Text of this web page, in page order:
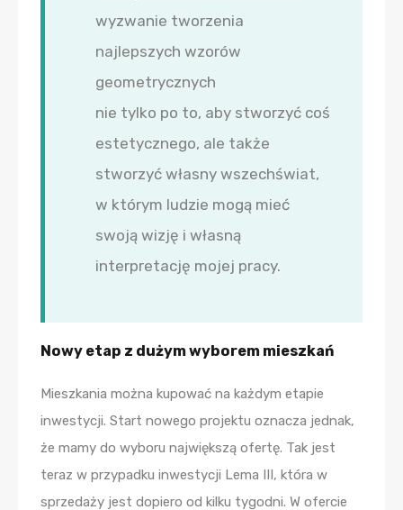
wyzwanie tworzenia
najlepszych wzorów
geometrycznych
nie tylko po to, aby stworzyć coś
estetycznego, ale także
stworzyć własny wszechświat,
w którym ludzie mogą mieć
swoją wizję i własną
interpretację mojej pracy.
Nowy etap z dużym wyborem mieszkań
Mieszkania można kupować na każdym etapie
inwestycji. Start nowego projektu oznacza jednak,
że mamy do wyboru największą ofertę. Tak jest
teraz w przypadku inwestycji Lema III, która w
sprzedaży jest dopiero od kilku tygodni. W ofercie